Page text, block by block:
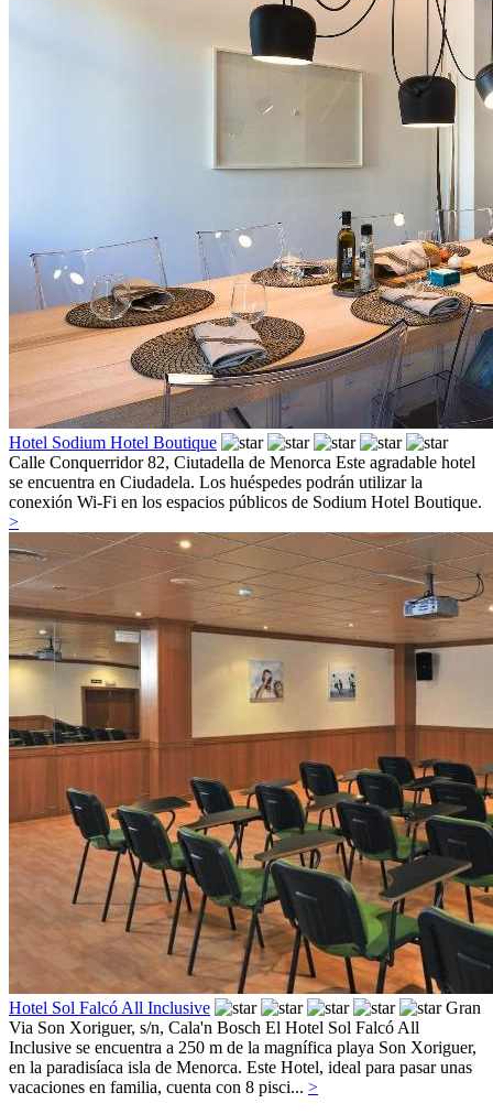
Hotel Sodium Hotel Boutique
Calle Conquerridor 82, Ciutadella de Menorca Este agradable hotel
se encuentra en Ciudadela. Los huéspedes podrán utilizar la
conexión Wi-Fi en los espacios públicos de Sodium Hotel Boutique.
>
Hotel Sol Falcó All Inclusive
Gran
Via Son Xoriguer, s/n, Cala'n Bosch El Hotel Sol Falcó All
Inclusive se encuentra a 250 m de la magnífica playa Son Xoriguer,
en la paradisíaca isla de Menorca. Este Hotel, ideal para pasar unas
vacaciones en familia, cuenta con 8 pisci... >